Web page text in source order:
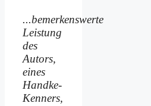
...bemerkenswerte
Leistung
des
Autors,
eines
Handke-
Kenners,